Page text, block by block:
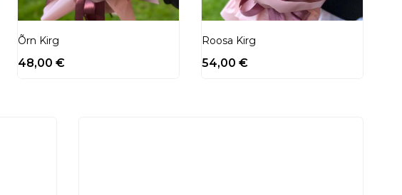
Õrn Kirg
48,00 €
Roosa Kirg
54,00 €